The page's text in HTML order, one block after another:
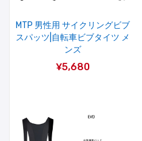
MTP 男性用 サイクリングビブ
スパッツ|自転車ビブタイツ メ
ンズ
¥5,680